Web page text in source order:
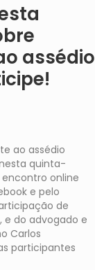
assédio
ao assédio
quinta-
encontro online
e pelo
de
e do advogado e
Carlos
participantes